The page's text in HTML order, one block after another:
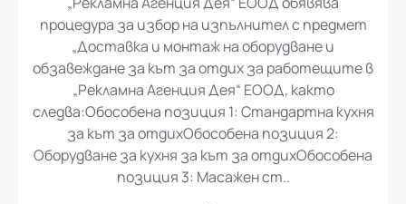
„Рекламна Агенция Дея“ ЕООД обявява
процедура за избор на изпълнител с предмет
„Доставка и монтаж на оборудване и
обзавеждане за кът за отдих за работещите в
„Рекламна Агенция Дея“ ЕООД, както
следва:Обособена позиция 1: Стандартна кухня
за кът за отдихОбособена позиция 2:
Оборудване за кухня за кът за отдихОбособена
позиция 3: Масажен ст..